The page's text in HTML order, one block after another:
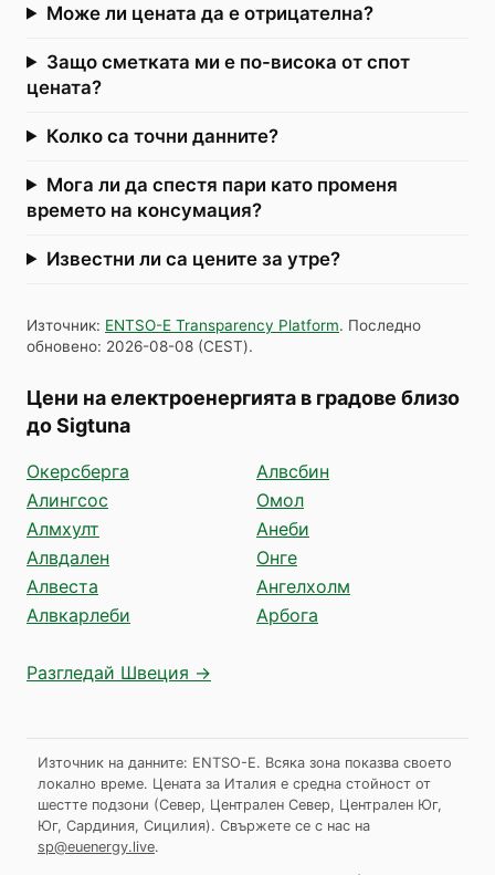
Може ли цената да е отрицателна?
Защо сметката ми е по-висока от спот
цената?
Колко са точни данните?
Мога ли да спестя пари като променя
времето на консумация?
Известни ли са цените за утре?
Източник: ENTSO-E Transparency Platform. Последно
обновено: 2026-08-08 (CEST).
Цени на електроенергията в градове близо
до Sigtuna
Окерсберга
Алингсос
Алмхулт
Алвдален
Алвеста
Алвкарлеби
Алвсбин
Омол
Анеби
Онге
Ангелхолм
Арбога
Разгледай Швеция →
Източник на данните: ENTSO-E. Всяка зона показва своето
локално време. Цената за Италия е средна стойност от
шестте подзони (Север, Централен Север, Централен Юг,
Юг, Сардиния, Сицилия). Свържете се с нас на
sp@euenergy.live.